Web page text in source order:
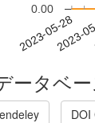
2023-05-28
2023-
0.00
ータベ
DOI